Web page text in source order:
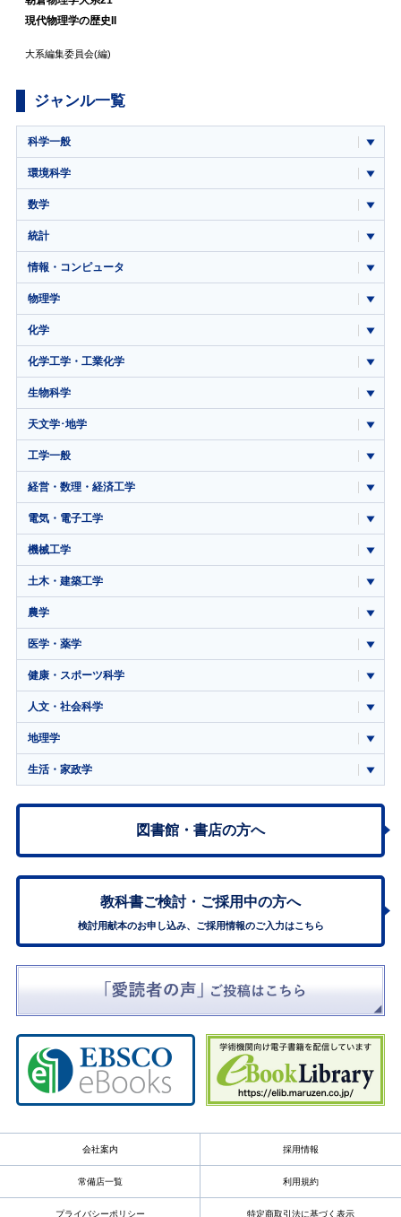
現代物理学の歴史II
大系編集委員会(編)
ジャンル一覧
科学一般
環境科学
数学
統計
情報・コンピュータ
物理学
化学
化学工学・工業化学
生物科学
天文学･地学
工学一般
経営・数理・経済工学
電気・電子工学
機械工学
土木・建築工学
農学
医学・薬学
健康・スポーツ科学
人文・社会科学
地理学
生活・家政学
図書館・書店の方へ
教科書ご検討・ ご採用中の方へ
検討用献本のお申し込み、ご採用情報のご入力はこちら
会社案内 採用情報
常備店一覧 利用規約
プライバシーポリシー 特定商取引法に基づく表示